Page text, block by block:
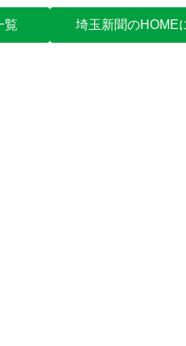
覧 埼玉新聞のHOME